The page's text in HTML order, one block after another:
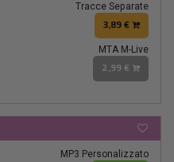
Tracce Separate
3,89 €
MTA M-Live
2,99 €
MP3 Personalizzato